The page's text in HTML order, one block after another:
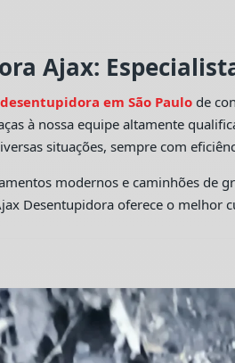
Ajax:
desentupidora em São Paulo de
à nossa equipe altamente
situações, sempre com
modernos e caminhões de
Desentupidora oferece o melhor